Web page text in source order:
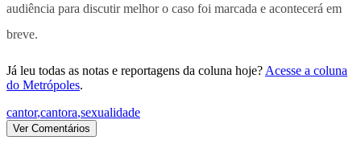
audiência para discutir melhor o caso foi marcada e acontecerá em
breve.
Já leu todas as notas e reportagens da coluna hoje? Acesse a coluna
do Metrópoles.
cantor,cantora,sexualidade
Ver Comentários